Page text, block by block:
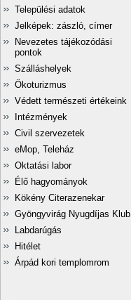
Települési adatok
Jelképek: zászló, címer
Nevezetes tájékozódási
pontok
Szálláshelyek
Ökoturizmus
Védett természeti értékeink
Intézmények
Civil szervezetek
eMop, Teleház
Oktatási labor
Élő hagyományok
Kökény Citerazenekar
Gyöngyvirág Nyugdíjas Klub
Labdarúgás
Hitélet
Árpád kori templomrom